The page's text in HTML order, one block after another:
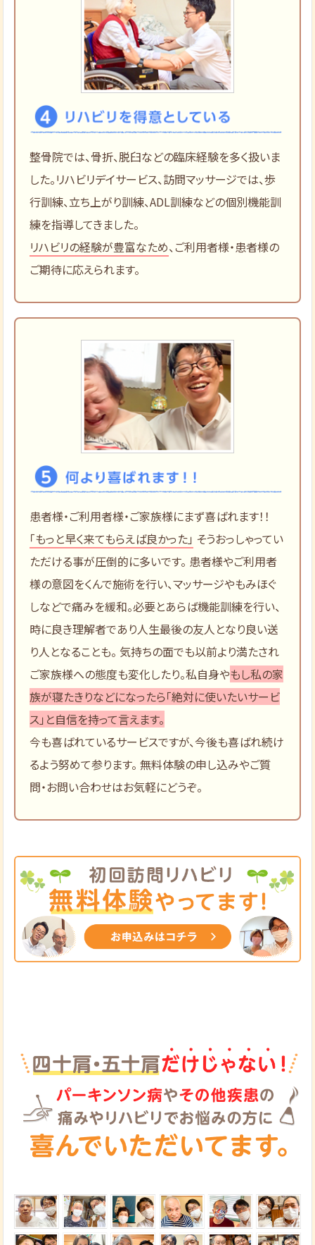
整骨院では、骨折、脱臼などの臨床経験を多く扱いま
した。リハビリデイサービス、訪問マッサージでは、歩
行訓練、立ち上がり訓練、ADL訓練などの個別機能訓
練を指導してきました。
リハビリの経験が豊富なため、ご利用者様・患者様の
ご期待に応えられます。
患者様・ご利用者様・ご家族様にまず喜ばれます！！
「もっと早く来てもらえば良かった」 そうおっしゃってい
ただける事が圧倒的に多いです。 患者様やご利用者
様の意図をくんで施術を行い、マッサージやもみほぐ
しなどで痛みを緩和。必要とあらば機能訓練を行い、
時に良き理解者であり人生最後の友人となり良い送
り人となることも。 気持ちの面でも以前より満たされ
ご家族様への態度も変化したり。私自身やもし私の家
族が寝たきりなどになったら「絶対に使いたいサービ
ス」と自信を持って言えます。
今も喜ばれているサービスですが、今後も喜ばれ続け
るよう努めて参ります。 無料体験の申し込みやご質
問・お問い合わせはお気軽にどうぞ。